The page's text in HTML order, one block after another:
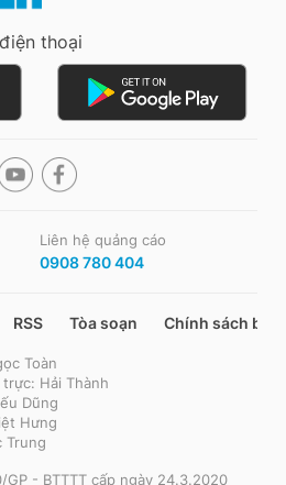
thoại
Liên hệ quảng cáo
0908 780 404
RSS Tòa soạn Chính sách bảo
Toàn
Hải Thành
Dũng
Hưng
Trung
GP - BTTTT cấp ngày 24.3.2020